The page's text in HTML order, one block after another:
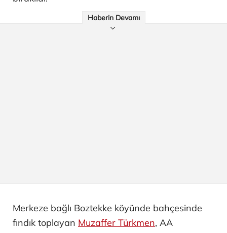
Haberin Devamı
Merkeze bağlı Boztekke köyünde bahçesinde
fındık toplayan Muzaffer Türkmen, AA